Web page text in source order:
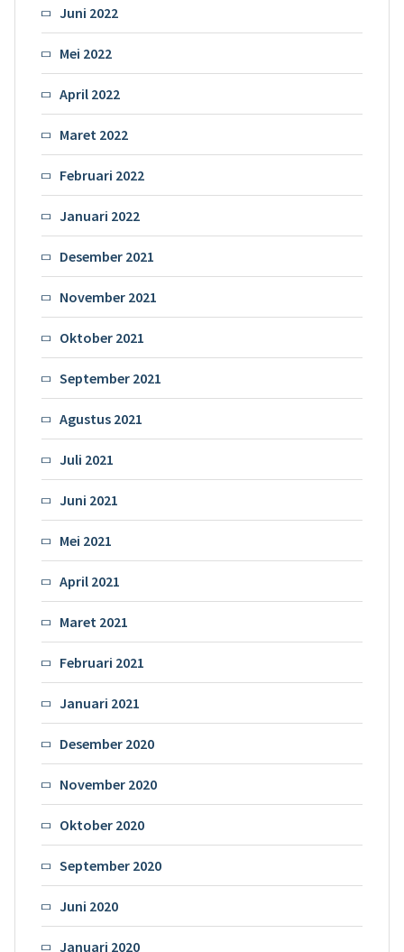
Juni 2022
Mei 2022
April 2022
Maret 2022
Februari 2022
Januari 2022
Desember 2021
November 2021
Oktober 2021
September 2021
Agustus 2021
Juli 2021
Juni 2021
Mei 2021
April 2021
Maret 2021
Februari 2021
Januari 2021
Desember 2020
November 2020
Oktober 2020
September 2020
Juni 2020
Januari 2020